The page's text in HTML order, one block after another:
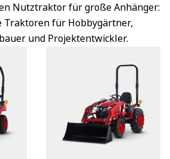
Nutztraktor für große Anhänger:
Traktoren für Hobbygärtner,
und Projektentwickler.